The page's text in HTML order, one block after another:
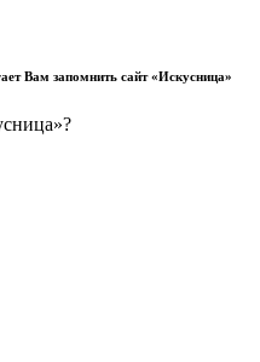
Вам запомнить сайт «Искусница»